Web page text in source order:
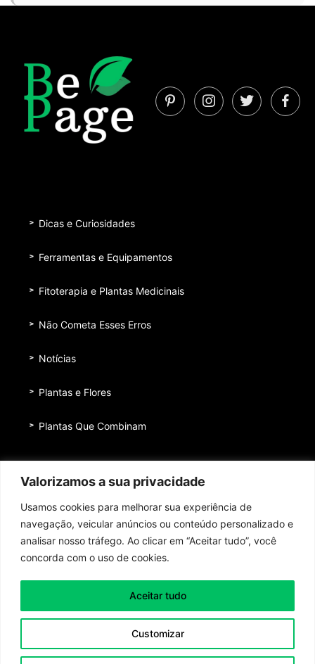
Valorizamos a sua privacidade
Usamos cookies para melhorar sua experiência de
navegação, veicular anúncios ou conteúdo personalizado e
analisar nosso tráfego. Ao clicar em “Aceitar tudo”, você
concorda com o uso de cookies.
Customizar
Aceitar tudo
Dicas e Curiosidades
Ferramentas e Equipamentos
Fitoterapia e Plantas Medicinais
Não Cometa Esses Erros
Notícias
Plantas e Flores
Plantas Que Combinam
Quem nos patrocina
Contato
Toda honra e toda glória ao Senhor Jesus Cristo!
Política de Privacidade|Termos de Uso